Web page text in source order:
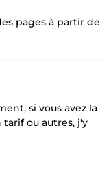
pages à partir de
si vous avez la
ou autres, j'y